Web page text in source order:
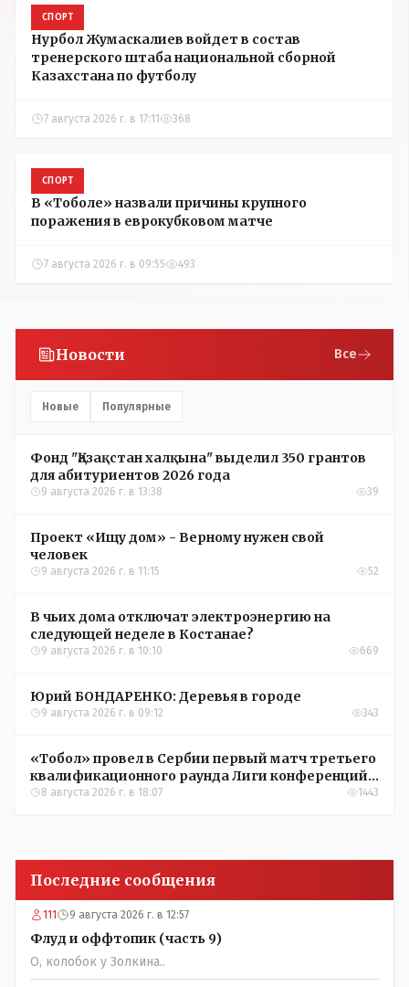
СПОРТ
Нурбол Жумаскалиев войдет в состав
тренерского штаба национальной сборной
Казахстана по футболу
7 августа 2026 г. в 17:11 368
СПОРТ
В «Тоболе» назвали причины крупного
поражения в еврокубковом матче
7 августа 2026 г. в 09:55 493
Новости Все
Новые Популярные
Фонд "Қазақстан халқына" выделил 350 грантов
для абитуриентов 2026 года
9 августа 2026 г. в 13:38 39
Проект «Ищу дом» - Верному нужен свой
человек
9 августа 2026 г. в 11:15 52
В чьих дома отключат электроэнергию на
следующей неделе в Костанае?
9 августа 2026 г. в 10:10 669
Юрий БОНДАРЕНКО: Деревья в городе
9 августа 2026 г. в 09:12 343
«Тобол» провел в Сербии первый матч третьего
квалификационного раунда Лиги конференций
УЕФА
8 августа 2026 г. в 18:07 1443
Последние сообщения
111 9 августа 2026 г. в 12:57
Флуд и оффтопик (часть 9)
О, колобок у Золкина..